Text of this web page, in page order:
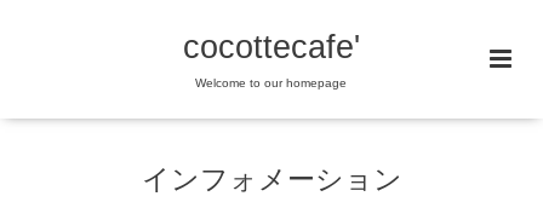
cocottecafe'
Welcome to our homepage
インフォメーション